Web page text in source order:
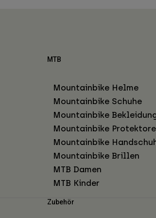
MTB
Mountainbike Helme
Mountainbike Schuhe
Mountainbike
Mountainbike
Mountainbike
Mountainbike Brillen
MTB Damen
MTB Kinder
Zubehör